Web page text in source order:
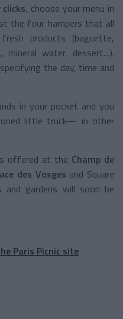
, choose your menu in
the four hampers that all
products (baguette,
mineral water, dessert…).
the day, time and
in your pocket and you
little truck— in other
offered at the Champ de
des Vosges and Square
and gardens will soon be
Paris Picnic site